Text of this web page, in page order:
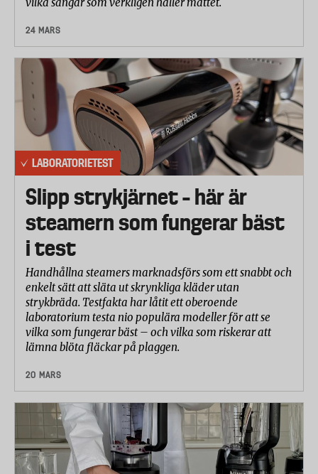
24 MARS
LABORATORIETEST
Slipp strykjärnet – här är
steamern som fungerar bäst
i test
Handhållna steamers marknadsförs som ett snabbt och
enkelt sätt att släta ut skrynkliga kläder utan
strykbräda. Testfakta har låtit ett oberoende
laboratorium testa nio populära modeller för att se
vilka som fungerar bäst – och vilka som riskerar att
lämna blöta fläckar på plaggen.
20 MARS